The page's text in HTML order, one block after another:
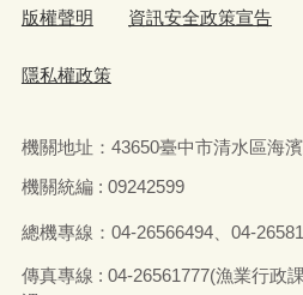
版權聲明 資訊安全政策宣告
隱私權政策
機關地址： 43650臺中市清水區海
機關統編 : 09242599
總機專線： 04-26566494、 04-
傳真專線 : 04-26561777(漁業行政課